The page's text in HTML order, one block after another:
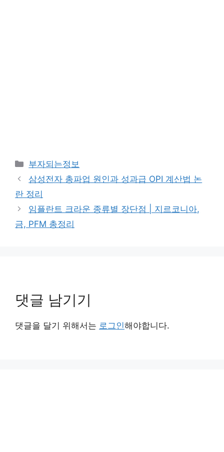
카
테
고
리
부자되는정보
삼성전자 총파업 원인과 성과급 OPI 계산법 논
란 정리
임플란트 크라운 종류별 장단점 | 지르코니아,
금, PFM 총정리
댓글 남기기
댓글을 달기 위해서는 로그인해야합니다.